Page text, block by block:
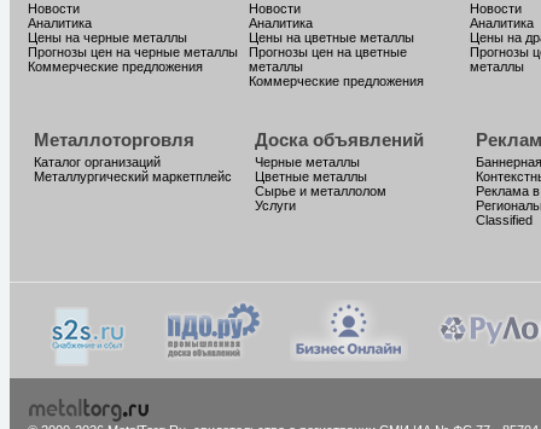
Новости
Аналитика
Цены на черные металлы
Прогнозы цен на черные металлы
Коммерческие предложения
Новости
Аналитика
Цены на цветные металлы
Прогнозы цен на цветные
металлы
Коммерческие предложения
Новости
Аналитика
Цены на
Прогнозы
металлы
Металлоторговля
Каталог организаций
Металлургический маркетплейс
Доска объявлений
Черные металлы
Цветные металлы
Сырье и металлолом
Услуги
Реклама
Classified